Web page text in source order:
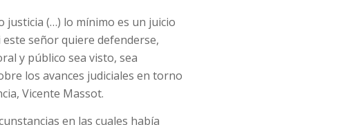
justicia (…) lo mínimo es un juicio
señor quiere defenderse,
y público sea visto, sea
los avances judiciales en torno
Vicente Massot.
en las cuales había